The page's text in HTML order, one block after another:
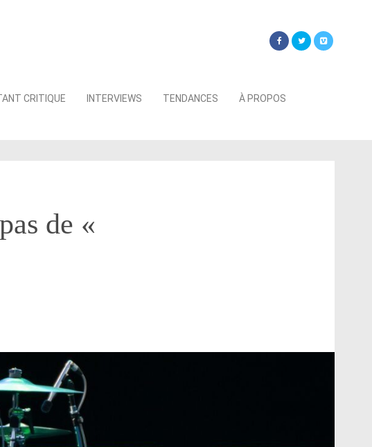
CRITIQUE INTERVIEWS TENDANCES À PROPOS
de «